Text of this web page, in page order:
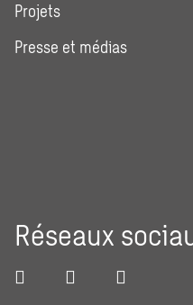
Projets
Presse et médias
Réseaux